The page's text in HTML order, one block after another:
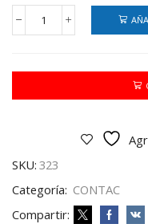
CONTAC
IBI
0.45X10
ROJO
SKU: 323
Categoría: CONTAC
Compartir: